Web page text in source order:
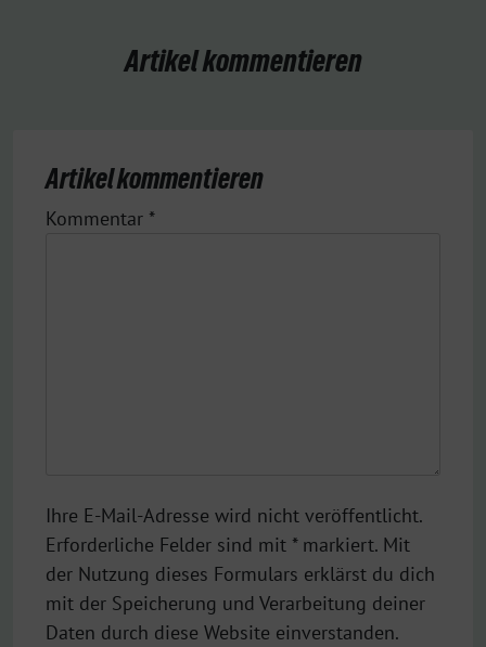
Artikel kommentieren
Artikel kommentieren
Kommentar *
Ihre E-Mail-Adresse wird nicht veröffentlicht.
Erforderliche Felder sind mit * markiert. Mit
der Nutzung dieses Formulars erklärst du dich
mit der Speicherung und Verarbeitung deiner
Daten durch diese Website einverstanden.